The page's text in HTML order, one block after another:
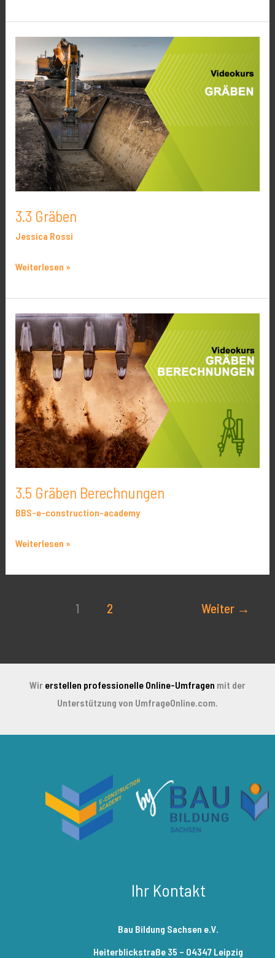
3.3 Gräben
Jessica Rossi
Gräben
Weiterlesen »
3.5 Gräben Berechnungen
BBS-e-construction-academy
3.5
Gräben
Berechnungen
Weiterlesen »
1 2 Weiter →
Wir erstellen professionelle Online-Umfragen mit der
Unterstützung von UmfrageOnline.com.
Ihr Kontakt
Bau Bildung Sachsen e.V.
Heiterblickstraße 35 – 04347 Leipzig